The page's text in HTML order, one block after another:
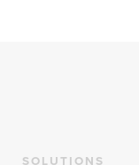
SOLUTIONS